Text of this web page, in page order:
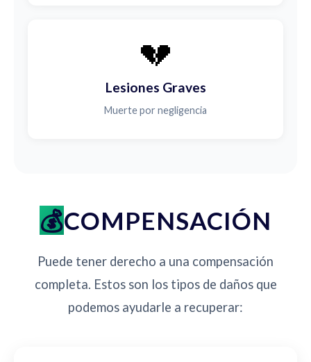
💔
Lesiones Graves
Muerte por negligencia
COMPENSACIÓN
Puede tener derecho a una compensación
completa. Estos son los tipos de daños que
podemos ayudarle a recuperar: